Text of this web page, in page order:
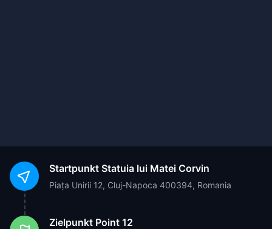
Startpunkt Statuia lui Matei Corvin
Piața Unirii 12, Cluj-Napoca 400394, Romania
Zielpunkt Point 12